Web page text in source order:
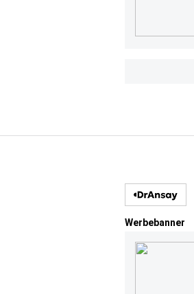
Werbebanner